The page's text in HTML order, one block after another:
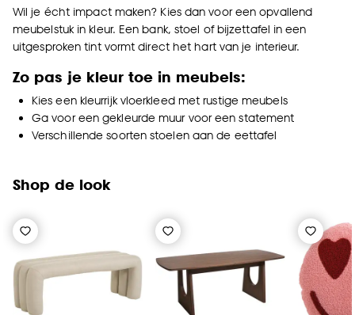
Wil je écht impact maken? Kies dan voor een opvallend
meubelstuk in kleur. Een bank, stoel of bijzettafel in een
uitgesproken tint vormt direct het hart van je interieur.
Zo pas je kleur toe in meubels:
Kies een kleurrijk vloerkleed met rustige meubels
Ga voor een gekleurde muur voor een statement
Verschillende soorten stoelen aan de eettafel
Shop de look